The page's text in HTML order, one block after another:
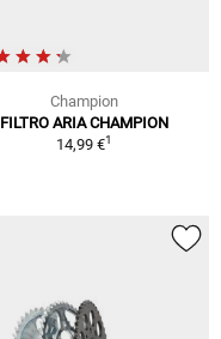
Champion
FILTRO ARIA CHAMPION
14,99 €1